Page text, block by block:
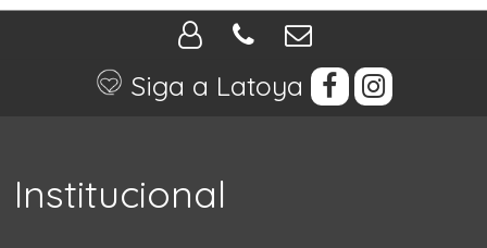
Siga a Latoya
Institucional